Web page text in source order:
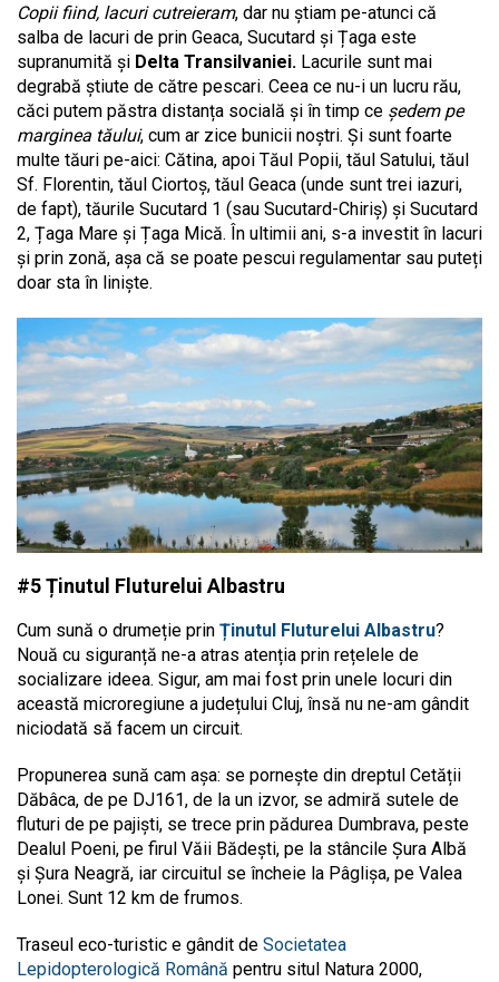
Copii fiind, lacuri cutreieram, dar nu știam pe-atunci că
salba de lacuri de prin Geaca, Sucutard și Țaga este
supranumită și Delta Transilvaniei. Lacurile sunt mai
degrabă știute de către pescari. Ceea ce nu-i un lucru rău,
căci putem păstra distanța socială și în timp ce ședem pe
marginea tăului, cum ar zice bunicii noștri. Și sunt foarte
multe tăuri pe-aici: Cătina, apoi Tăul Popii, tăul Satului, tăul
Sf. Florentin, tăul Ciortoș, tăul Geaca (unde sunt trei iazuri,
de fapt), tăurile Sucutard 1 (sau Sucutard-Chiriș) și Sucutard
2, Țaga Mare și Țaga Mică. În ultimii ani, s-a investit în lacuri
și prin zonă, așa că se poate pescui regulamentar sau puteți
doar sta în liniște.
#5 Ținutul Fluturelui Albastru
Cum sună o drumeție prin Ținutul Fluturelui Albastru?
Nouă cu siguranță ne-a atras atenția prin rețelele de
socializare ideea. Sigur, am mai fost prin unele locuri din
această microregiune a județului Cluj, însă nu ne-am gândit
niciodată să facem un circuit.
Propunerea sună cam așa: se pornește din dreptul Cetății
Dăbâca, de pe DJ161, de la un izvor, se admiră sutele de
fluturi de pe pajiști, se trece prin pădurea Dumbrava, peste
Dealul Poeni, pe firul Văii Bădești, pe la stâncile Șura Albă
și Șura Neagră, iar circuitul se încheie la Pâglișa, pe Valea
Lonei. Sunt 12 km de frumos.
Traseul eco-turistic e gândit de Societatea
Lepidopterologică Română pentru situl Natura 2000,